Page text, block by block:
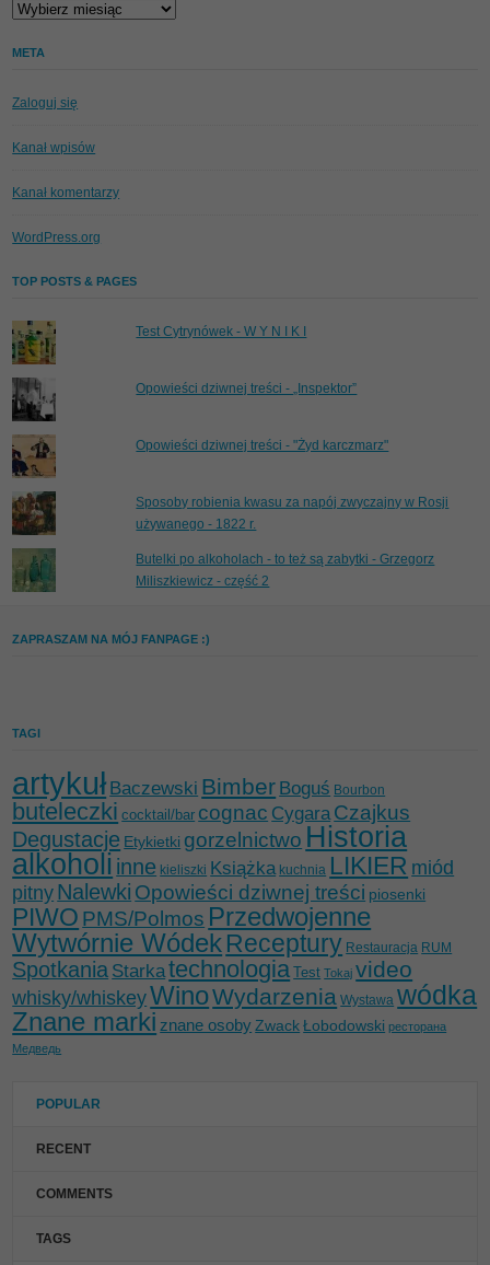
Archiwa
META
Zaloguj się
Kanał wpisów
Kanał komentarzy
WordPress.org
TOP POSTS & PAGES
Test Cytrynówek - W Y N I K I
Opowieści dziwnej treści - „Inspektor”
Opowieści dziwnej treści - "Żyd karczmarz"
Sposoby robienia kwasu za napój zwyczajny w Rosji
używanego - 1822 r.
Butelki po alkoholach - to też są zabytki - Grzegorz
Miliszkiewicz - część 2
ZAPRASZAM NA MÓJ FANPAGE :)
TAGI
artykułBaczewski Bimber Boguś Bourbon
buteleczki cocktail/bar cognac CygaraCzajkus
Degustacje Etykietki gorzelnictwo Historia
alkoholi inne kieliszki Książka kuchnia LIKIER miód
pitny Nalewki Opowieści dziwnej treści piosenki
PIWO PMS/Polmos Przedwojenne
Wytwórnie WódekReceptury Restauracja RUM
Spotkania Starkatechnologia Test Tokaj video
whisky/whiskeyWinoWydarzenia Wystawa wódka
Znane marki znane osoby Zwack Łobodowski ресторана
Медведь
POPULAR
RECENT
COMMENTS
TAGS